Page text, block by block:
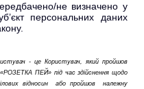
не визначено у
персональних даних
- це Користувач, який пройшов
«РОЗЕТКА ПЕЙ» під час здійснення щодо
відносин або пройшов належну